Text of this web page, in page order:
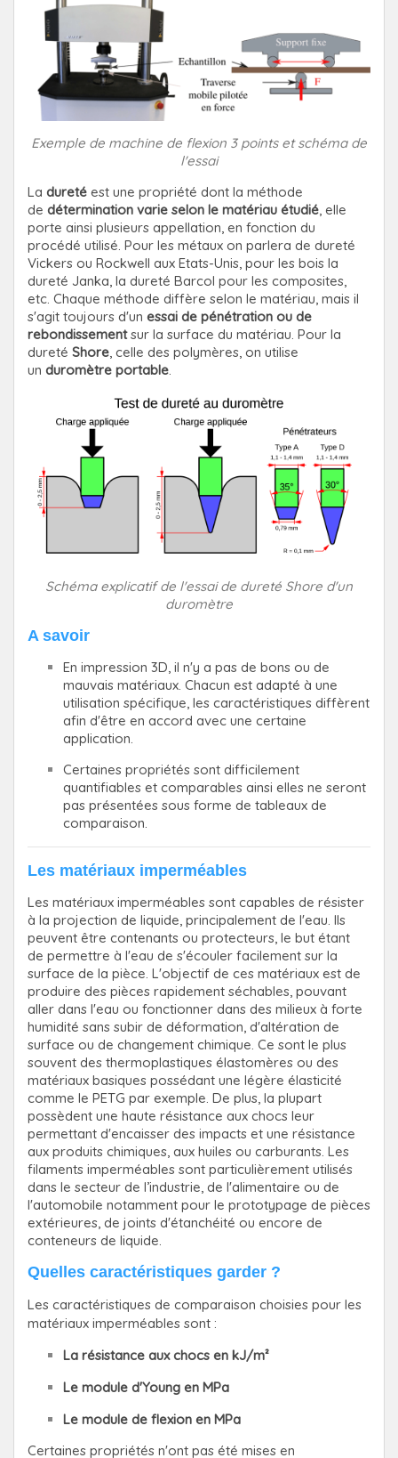
Exemple de machine de flexion 3 points et schéma de
l'essai
La dureté est une propriété dont la méthode
de détermination varie selon le matériau étudié , elle
porte ainsi plusieurs appellation, en fonction du
procédé utilisé. Pour les métaux on parlera de dureté
Vickers ou Rockwell aux Etats-Unis, pour les bois la
dureté Janka, la dureté Barcol pour les composites,
etc. Chaque méthode diffère selon le matériau, mais il
s'agit toujours d'un essai de pénétration ou de
rebondissementsur la surface du matériau. Pour la
dureté Shore , celle des polymères, on utilise
un duromètre portable
Schéma explicatif de l'essai de dureté Shore d'un
duromètre
A savoir
En impression 3D, il n'y a pas de bons ou de
mauvais matériaux. Chacun est adapté à une
utilisation spécifique, les caractéristiques diffèrent
afin d'être en accord avec une certaine
application.
Certaines propriétés sont difficilement
quantifiables et comparables ainsi elles ne seront
pas présentées sous forme de tableaux de
comparaison.
Les matériaux imperméables
Les matériaux imperméables sont capables de résister
à la projection de liquide, principalement de l'eau. Ils
peuvent être contenants ou protecteurs, le but étant
de permettre à l'eau de s'écouler facilement sur la
surface de la pièce. L'objectif de ces matériaux est de
produire des pièces rapidement séchables, pouvant
aller dans l'eau ou fonctionner dans des milieux à forte
humidité sans subir de déformation, d'altération de
surface ou de changement chimique. Ce sont le plus
souvent des thermoplastiques élastomères ou des
matériaux basiques possédant une légère élasticité
comme le PETG par exemple. De plus, la plupart
possèdent une haute résistance aux chocs leur
permettant d'encaisser des impacts et une résistance
aux produits chimiques, aux huiles ou carburants. Les
filaments imperméables sont particulièrement utilisés
dans le secteur de l’industrie, de l'alimentaire ou de
l'automobile notamment pour le prototypage de pièces
extérieures, de joints d'étanchéité ou encore de
conteneurs de liquide.
Quelles caractéristiques garder ?
Les caractéristiques de comparaison choisies pour les
matériaux imperméables sont :
La résistance aux chocs en kJ/m²
Le module d'Young en MPa
Le module de flexion en MPa
Certaines propriétés n'ont pas été mises en